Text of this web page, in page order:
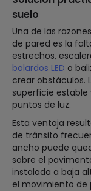
suelo
Una de las
de pared es la
estrechos,
bolardos LED o
crear obstáculos.
superficie
puntos de luz.
Esta ventaja
de tránsito
ancho puede
sobre el
instalada a baja
el movimiento de